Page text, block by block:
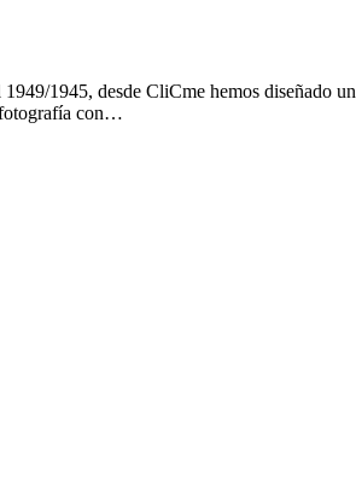
1945, desde CliCme hemos diseñado
fotografía con…